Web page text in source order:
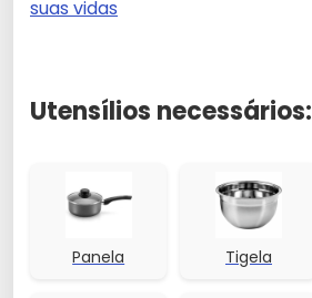
suas vidas
Utensílios necessários:
Panela Tigela